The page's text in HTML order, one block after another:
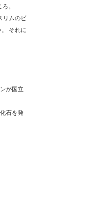
。
リムのビ
それに
が国立
石を発